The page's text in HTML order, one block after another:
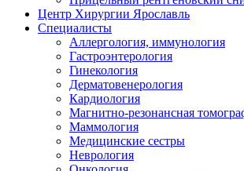
Центр Хирургии Ярославль
Специалисты
Аллергология, иммунология
Гастроэнтерология
Гинекология
Дерматовенерология
Кардиология
Магнитно-резонансная
Маммология
Медицинские сестры
Неврология